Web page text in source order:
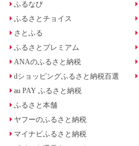
ふるなび
ふるさとチョイス
さとふる
ふるさとプレミアム
ANAのふるさと納税
dショッピングふるさと納税百選
au PAY ふるさと納税
ふるさと本舗
ヤフーのふるさと納税
マイナビふるさと納税